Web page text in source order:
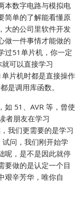
本数字电路与模拟电
简单的了解能看懂原
大的公司里软件开发
做一件事情才能做的
过51单片机，你一定
可以直接学习
片机时都是直接操作
是调用库函数。
如 51、AVR 等，曾使
者朋友在学习
我们更需要的是学习
问，我们刚开始学
呢，是不是因此就停
要做的是认定一个目
艰辛芳华，唯你自